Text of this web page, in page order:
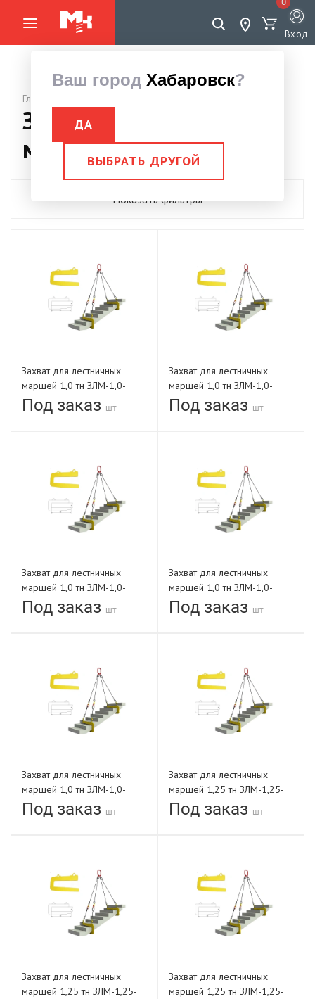
Ваш город Хабаровск?
ДА
ВЫБРАТЬ ДРУГОЙ
Вход
Главная страница
Захват для лестничных
маршей
Показать фильтры
Захват для лестничных
маршей 1,0 тн ЗЛМ-1,0-
820-В
Под заказ шт
Захват для лестничных
маршей 1,0 тн ЗЛМ-1,0-
1050-200 тип1
Под заказ шт
Захват для лестничных
маршей 1,0 тн ЗЛМ-1,0-
1200-В
Под заказ шт
Захват для лестничных
маршей 1,0 тн ЗЛМ-1,0-
1350-В
Под заказ шт
Захват для лестничных
маршей 1,0 тн ЗЛМ-1,0-
1500-В
Под заказ шт
Захват для лестничных
маршей 1,25 тн ЗЛМ-1,25-
820-В
Под заказ шт
Захват для лестничных
маршей 1,25 тн ЗЛМ-1,25-
Захват для лестничных
маршей 1,25 тн ЗЛМ-1,25-